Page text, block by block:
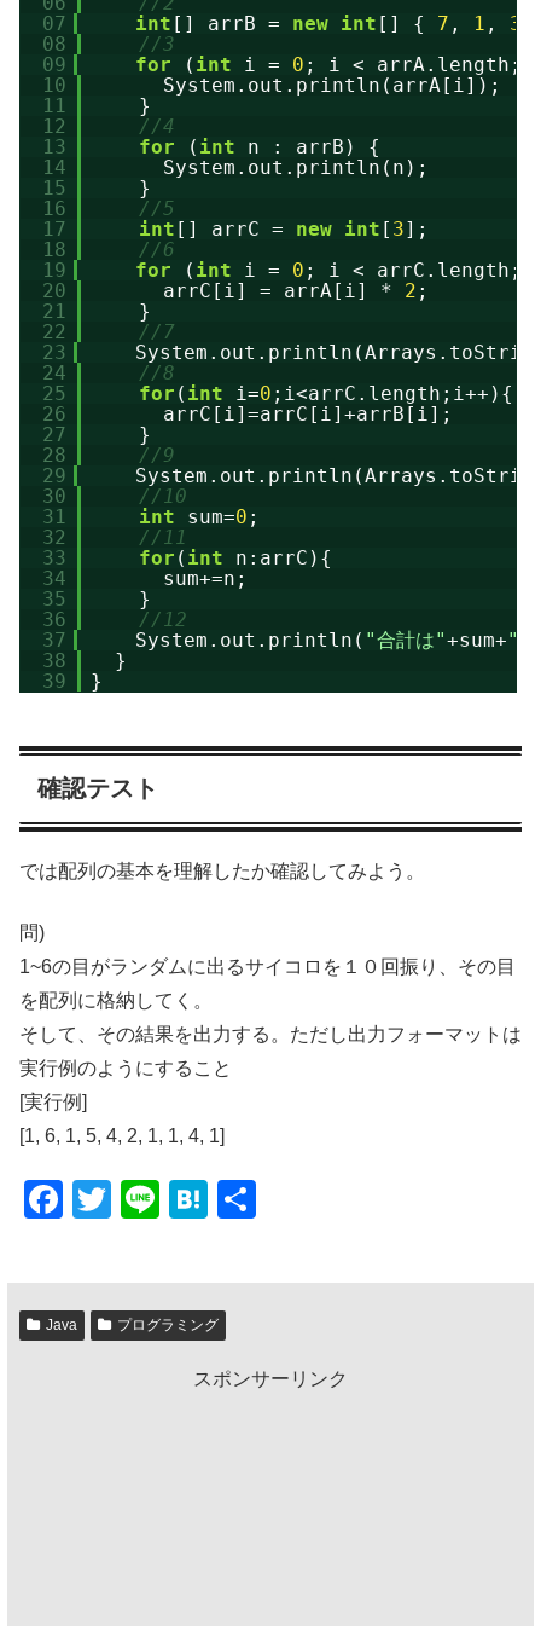
07
int [] arrB = new int [] { 7 , 1 , 3
08
//3
09
for ( int i = 0 ; i < arrA.length;
10
System.out.println(arrA[i]);
11
}
12
//4
13
for ( int
n : arrB) {
14
System.out.println(n);
15
}
16
//5
17
int [] arrC = new int [ 3];
18
//6
19
for ( int i = 0 ; i < arrC.length;
20
arrC[i] = arrA[i] * 2 ;
21
}
22
//7
23
24
//8
25
for ( int i=0 ;i<arrC.length;i++){
26
arrC[i]=arrC[i]+arrB[i];
27
}
28
//9
29
30
//10
31
int sum=0 ;
32
//11
33
for ( int
n:arrC){
34
sum+=n;
35
}
36
//12
37
System.out.println( "合計は"+sum+"
38
}
39
}
確認テスト
では配列の基本を理解したか確認してみよう。
問)
1~6の目がランダムに出るサイコロを１０回振り、その目
を配列に格納してく。
そして、その結果を出力する。ただし出力フォーマットは
実行例のようにすること
[実行例]
[1, 6, 1, 5, 4, 2, 1, 1, 4, 1]
F
c
e
b
T
tt
er
Li
e
H
e
n
a
Java プログラミング
スポンサーリンク